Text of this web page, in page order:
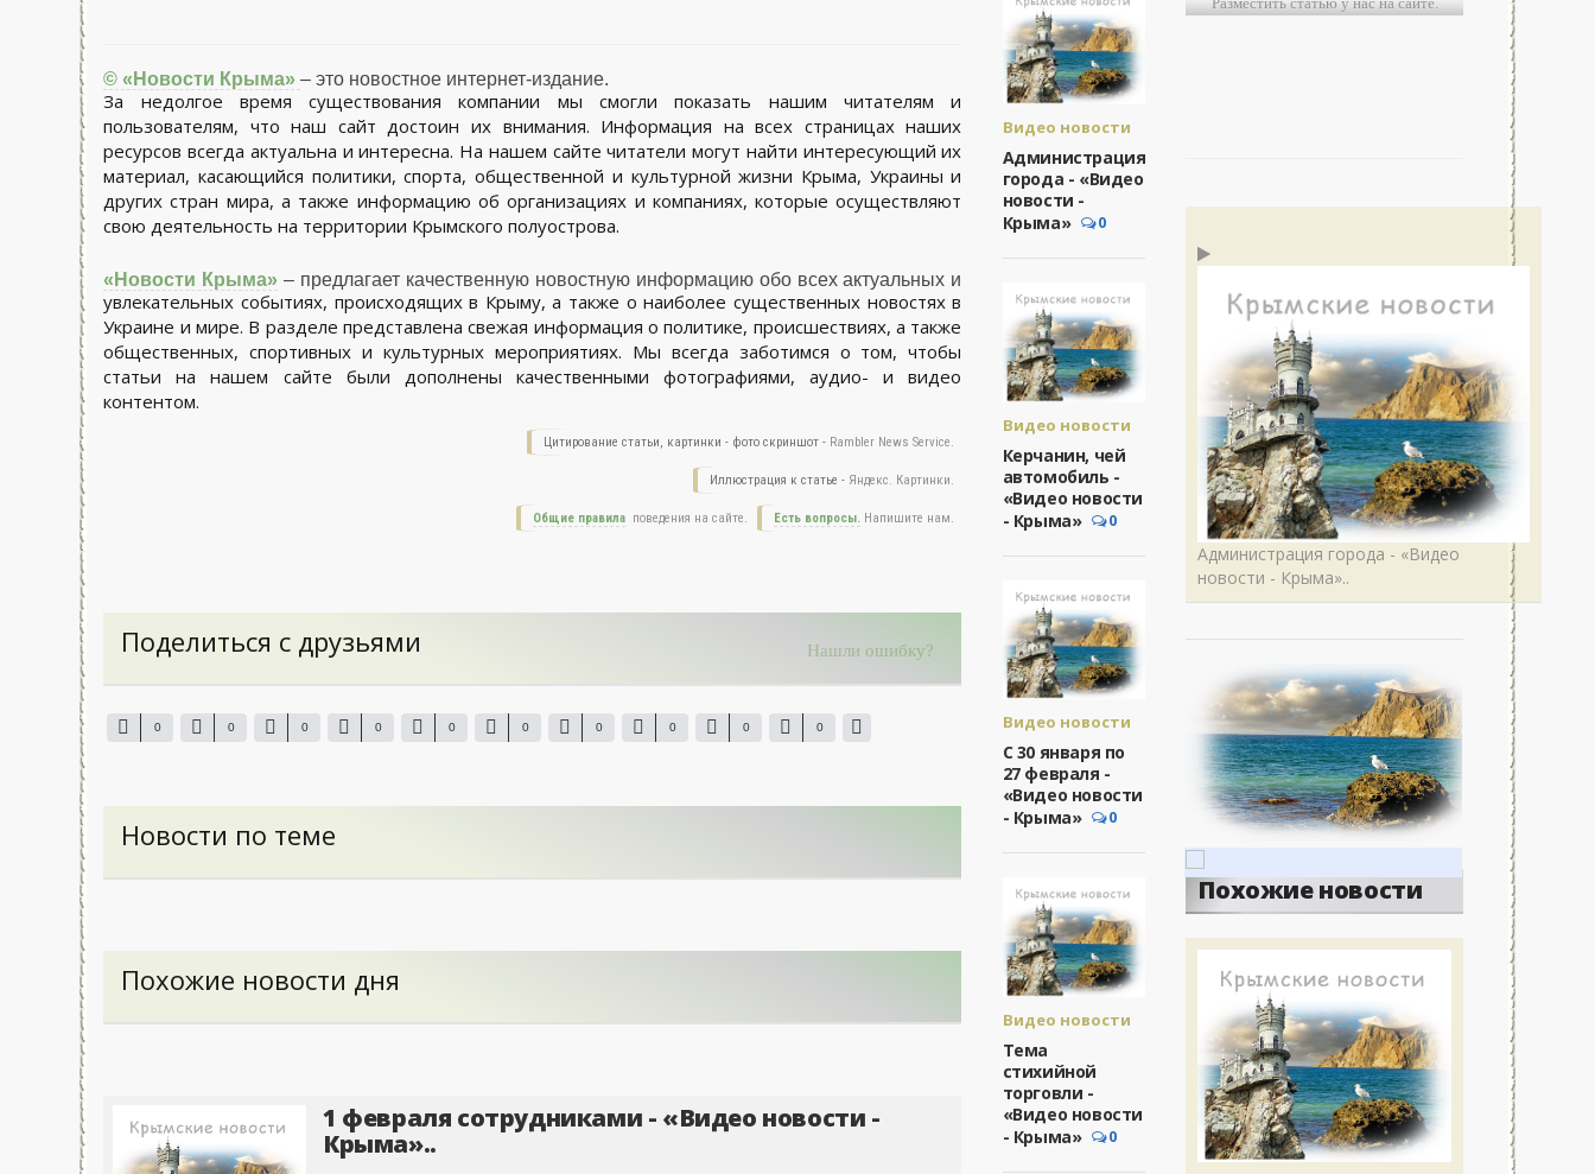
© «Новости Крыма»– это новостное интернет-издание.
За недолгое время существования компании мы смогли показать нашим читателям и
пользователям, что наш сайт достоин их внимания. Информация на всех страницах наших
ресурсов всегда актуальна и интересна. На нашем сайте читатели могут найти интересующий их
материал, касающийся политики, спорта, общественной и культурной жизни Крыма, Украины и
других стран мира, а также информацию об организациях и компаниях, которые осуществляют
свою деятельность на территории Крымского полуострова.
«Новости Крыма» – предлагает качественную новостную информацию обо всех актуальных и
увлекательных событиях, происходящих в Крыму, а также о наиболее существенных новостях в
Украине и мире. В разделе представлена свежая информация о политике, происшествиях, а также
общественных, спортивных и культурных мероприятиях. Мы всегда заботимся о том, чтобы
статьи на нашем сайте были дополнены качественными фотографиями, аудио- и видео
контентом.
Цитирование статьи, картинки - фото скриншот - Rambler News Service.
Иллюстрация к статье - Яндекс. Картинки.
Есть вопросы. Напишите нам.
Общие правила поведения на сайте.
Поделиться с друзьями Нашли ошибку?
0 0 0 0 0 0 0 0 0 0
Новости по теме
Похожие новости дня
1 февраля сотрудниками - «Видео новости -
Крыма»..
Видео новости
- Крыма.
/
Видео новости
дня
Администрация
города - «Видео
новости -
Крыма»
0
Видео новости
- Крыма.
/
Видео новости
дня
Керчанин, чей
автомобиль -
«Видео новости
- Крыма»
0
Видео новости
- Крыма.
/
Видео новости
дня
С 30 января по
27 февраля -
«Видео новости
- Крыма»
0
Видео новости
- Крыма.
/
Видео новости
дня
Тема
стихийной
торговли -
«Видео новости
- Крыма»
0
Администрация города - «Видео
новости - Крыма»..
Похожие новости